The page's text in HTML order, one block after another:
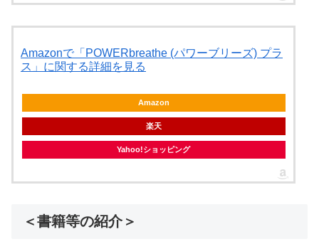
Amazonで「POWERbreathe (パワーブリーズ) プラ
ス」に関する詳細を見る
Amazon
楽天
Yahoo!ショッピング
＜書籍等の紹介＞